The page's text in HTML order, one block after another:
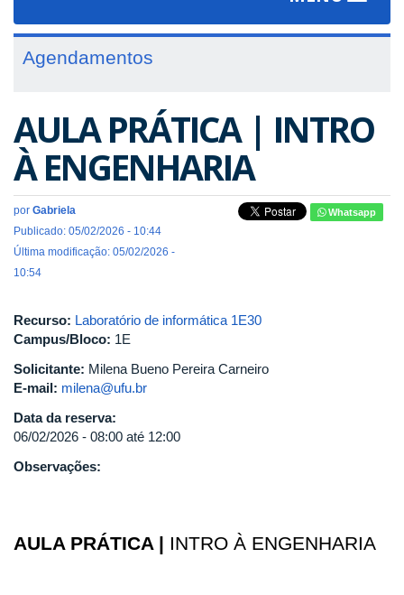
Agendamentos
AULA PRÁTICA | INTRO
À ENGENHARIA
por Gabriela
Publicado: 05/02/2026 - 10:44
Última modificação: 05/02/2026 -
10:54
Whatsapp
Recurso: Laboratório de informática 1E30
Campus/Bloco: 1E
Solicitante: Milena Bueno Pereira Carneiro
E-mail: milena@ufu.br
Data da reserva:
06/02/2026 - 08:00 até 12:00
Observações:
AULA PRÁTICA | INTRO À ENGENHARIA